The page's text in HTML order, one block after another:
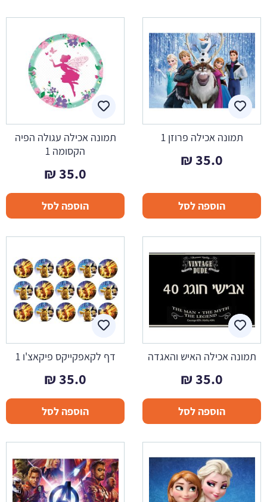
תמונה אכילה פרוזן 1
35.0
₪
הוספה לסל
תמונה אכילה עגולה הפיה
הקסומה 1
35.0
₪
הוספה לסל
תמונה אכילה האיש והאגדה
35.0
₪
הוספה לסל
דף לקאפקייקס פיקאצ'ו 1
35.0
₪
הוספה לסל